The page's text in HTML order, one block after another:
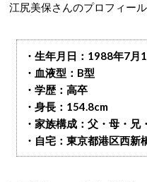
江尻美保さんのプロフィー
・生年月日：1988年7月
・血液型：B型
・学歴：高卒
・身長：154.8cm
・家族構成：父・母・兄
・自宅：東京都港区西新